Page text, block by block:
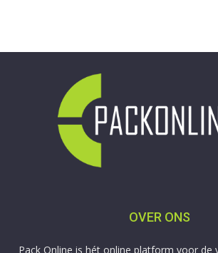
OVER ONS
Pack Online is hét online platform voor de